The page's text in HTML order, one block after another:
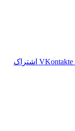
‫VKontakte اشتراک